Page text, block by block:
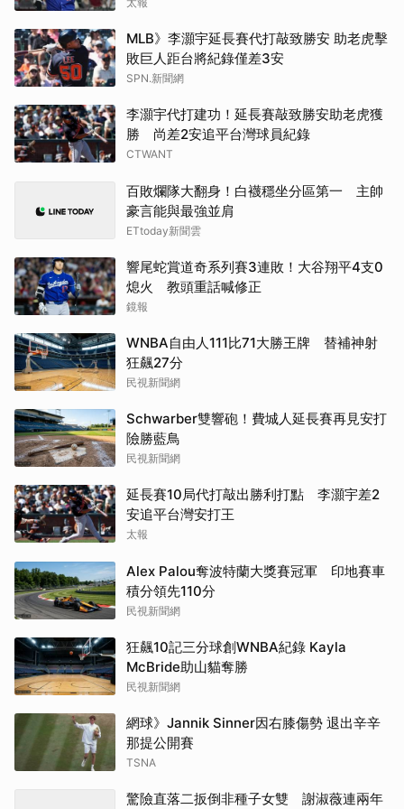
MLB》李灝宇延長賽代打敲致勝安 助老虎擊
敗巨人距台將紀錄僅差3安
SPN.新聞網
李灝宇代打建功！延長賽敲致勝安助老虎獲
勝 尚差2安追平台灣球員紀錄
CTWANT
百敗爛隊大翻身！白襪穩坐分區第一 主帥
豪言能與最強並肩
ETtoday新聞雲
響尾蛇賞道奇系列賽3連敗！大谷翔平4支0
熄火 教頭重話喊修正
鏡報
WNBA自由人111比71大勝王牌 替補神射
狂飆27分
民視新聞網
Schwarber雙響砲！費城人延長賽再見安打
險勝藍鳥
民視新聞網
延長賽10局代打敲出勝利打點 李灝宇差2
安追平台灣安打王
太報
Alex Palou奪波特蘭大獎賽冠軍 印地賽車
積分領先110分
民視新聞網
狂飆10記三分球創WNBA紀錄 Kayla
McBride助山貓奪勝
民視新聞網
網球》Jannik Sinner因右膝傷勢 退出辛辛
那提公開賽
TSNA
驚險直落二扳倒非種子女雙 謝淑薇連兩年